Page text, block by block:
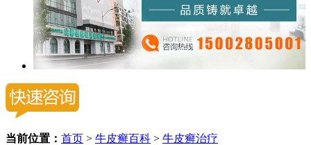
当前位置： 首页 > 牛皮癣百科 > 牛皮癣治疗